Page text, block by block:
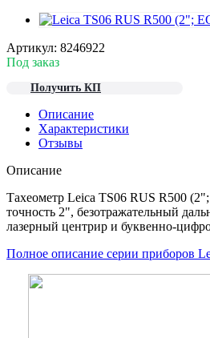
Артикул: 8246922
Под заказ
Получить КП
Описание
Характеристики
Отзывы
Описание
Тахеометр Leica TS06 RUS R500
точность 2", безотражательный
лазерный центрир и буквенно-
Полное описание серии приборов